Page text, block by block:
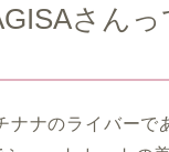
さん
ナナのライバー